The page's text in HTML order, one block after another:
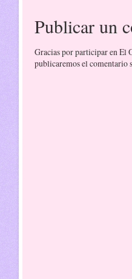
Publicar un
Gracias por participar en El
publicaremos el comentario